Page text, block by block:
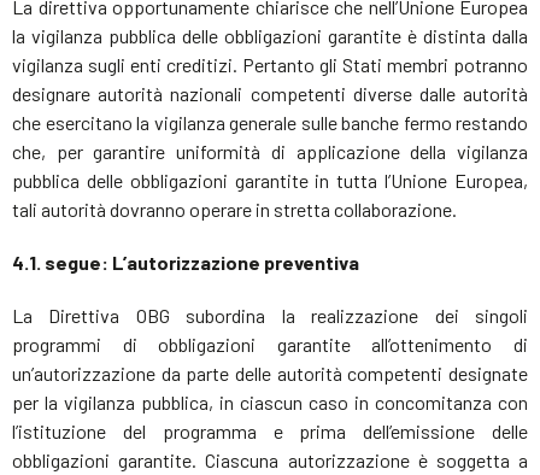
La direttiva opportunamente chiarisce che nell’Unione Europea
la vigilanza pubblica delle obbligazioni garantite è distinta dalla
vigilanza sugli enti creditizi. Pertanto gli Stati membri potranno
designare autorità nazionali competenti diverse dalle autorità
che esercitano la vigilanza generale sulle banche fermo restando
che, per garantire uniformità di applicazione della vigilanza
pubblica delle obbligazioni garantite in tutta l’Unione Europea,
tali autorità dovranno operare in stretta collaborazione.
4.1. segue: L’autorizzazione preventiva
La Direttiva OBG subordina la realizzazione dei singoli
programmi di obbligazioni garantite all’ottenimento di
un’autorizzazione da parte delle autorità competenti designate
per la vigilanza pubblica, in ciascun caso in concomitanza con
l’istituzione del programma e prima dell’emissione delle
obbligazioni garantite. Ciascuna autorizzazione è soggetta a